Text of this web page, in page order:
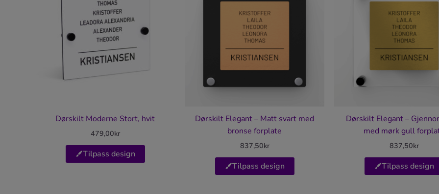
Dørskilt Moderne Stort, hvit
479,00kr
Tilpass design
Dørskilt Elegant – Matt svart med
bronse forplate
837,50kr
Tilpass design
Dørskilt Elegant –
med mørk gull
837,50kr
Tilpass design